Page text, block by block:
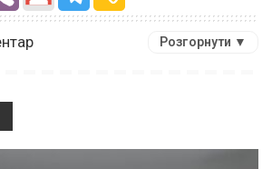
Розгорнути ▼